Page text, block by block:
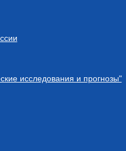
исследования и прогнозы"